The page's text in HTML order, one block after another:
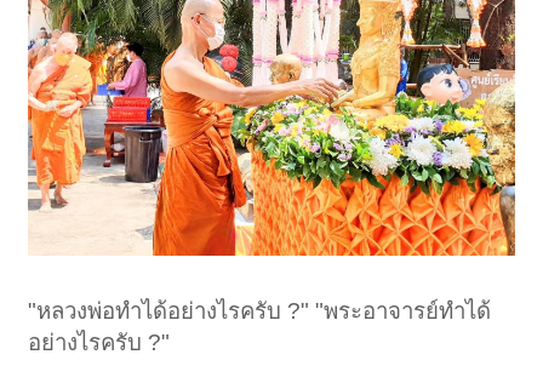
"หลวงพ่อทำได้อย่างไรครับ ?" "พระอาจารย์ทำได้
อย่างไรครับ ?"